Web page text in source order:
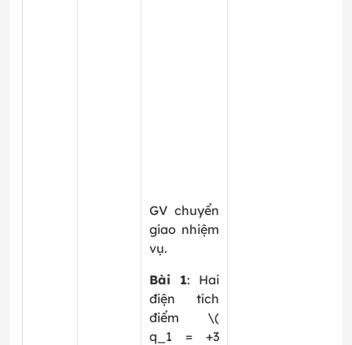
GV chuyển
giao nhiệm
vụ.
Bài 1: Hai
điện tích
điểm \(
q_1 = +3